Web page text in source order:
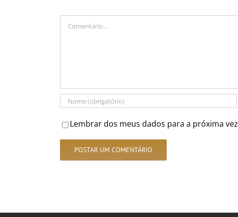
Lembrar dos meus dados para a próxima